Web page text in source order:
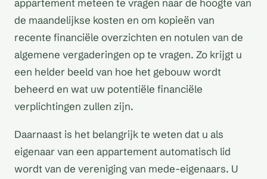
appartement meteen te vragen naar de hoogte van
de maandelijkse kosten en om kopieën van
recente financiële overzichten en notulen van de
algemene vergaderingen op te vragen. Zo krijgt u
een helder beeld van hoe het gebouw wordt
beheerd en wat uw potentiële financiële
verplichtingen zullen zijn.
Daarnaast is het belangrijk te weten dat u als
eigenaar van een appartement automatisch lid
wordt van de vereniging van mede-eigenaars. U